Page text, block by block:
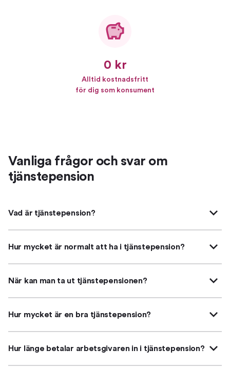
0 kr
Alltid kostnadsfritt
för dig som konsument
Vanliga frågor och svar om
tjänstepension
Vad är tjänstepension?
Hur mycket är normalt att ha i tjänstepension?
När kan man ta ut tjänstepensionen?
Hur mycket är en bra tjänstepension?
Hur länge betalar arbetsgivaren in i tjänstepension?